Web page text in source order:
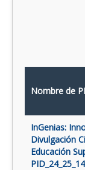
Nombre de
InGenias:
Divulgación
Educación